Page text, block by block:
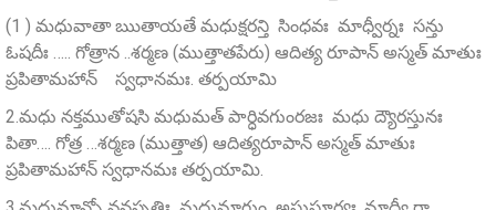
(1 ) మధువాతా ఋతాయతే మధుక్షరన్తి సింధవః మాధ్వీర్నః సన్తు
ఓషదీః ….. గోత్రాన ..శర్మణ (ముత్తాతపేరు) ఆదిత్య రూపాన్‌ అస్మత్‌ మాతుః
ప్రపితామహాన్ స్వధానమః. తర్పయామి
2.మధు నక్తముతోషసి మధుమత్‌ పార్ధివగుంరజః మధు ద్యౌరస్తునః
పితా…. గోత్ర …శర్మణ (ముత్తాత) ఆదిత్యరూపాన్‌ అస్మత్‌ మాతుః
ప్రపితామహాన్‌ స్వధానమః తర్పయామి.